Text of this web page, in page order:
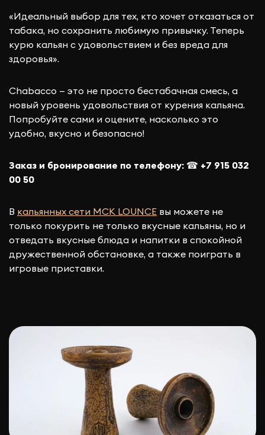
«Идеальный выбор для тех, кто хочет отказаться от
табака, но сохранить любимую привычку. Теперь
курю кальян с удовольствием и без вреда для
здоровья».
Chabacco — это не просто бестабачная смесь, а
новый уровень удовольствия от курения кальяна.
Попробуйте сами и оцените, насколько это
удобно, вкусно и безопасно!
Заказ и бронирование по телефону: ☎ +7 915 032
00 50
В кальянных сети МСК LOUNCE вы можете не
только покурить не только вкусные кальяны, но и
отведать вкусные блюда и напитки в спокойной
дружественной обстановке, а также поиграть в
игровые приставки.